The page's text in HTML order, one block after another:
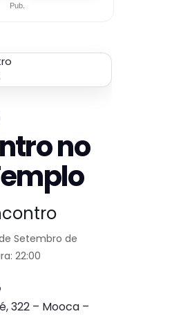
Pub.
no
Setembro de
22:00
322 – Mooca –